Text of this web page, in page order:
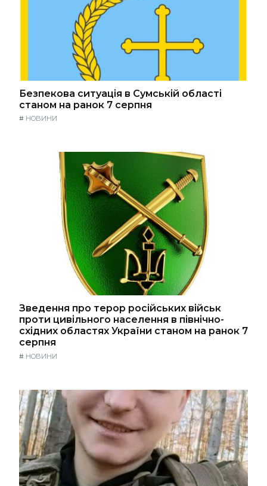
Безпекова ситуація в Сумській області
станом на ранок 7 серпня
# НОВИНИ
Зведення про терор російських військ
проти цивільного населення в північно-
східних областях України станом на ранок 7
серпня
# НОВИНИ